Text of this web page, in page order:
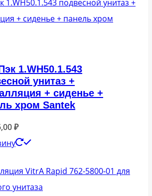
1.WH50.1.543
унитаз +
+ сиденье +
хром Santek
₽